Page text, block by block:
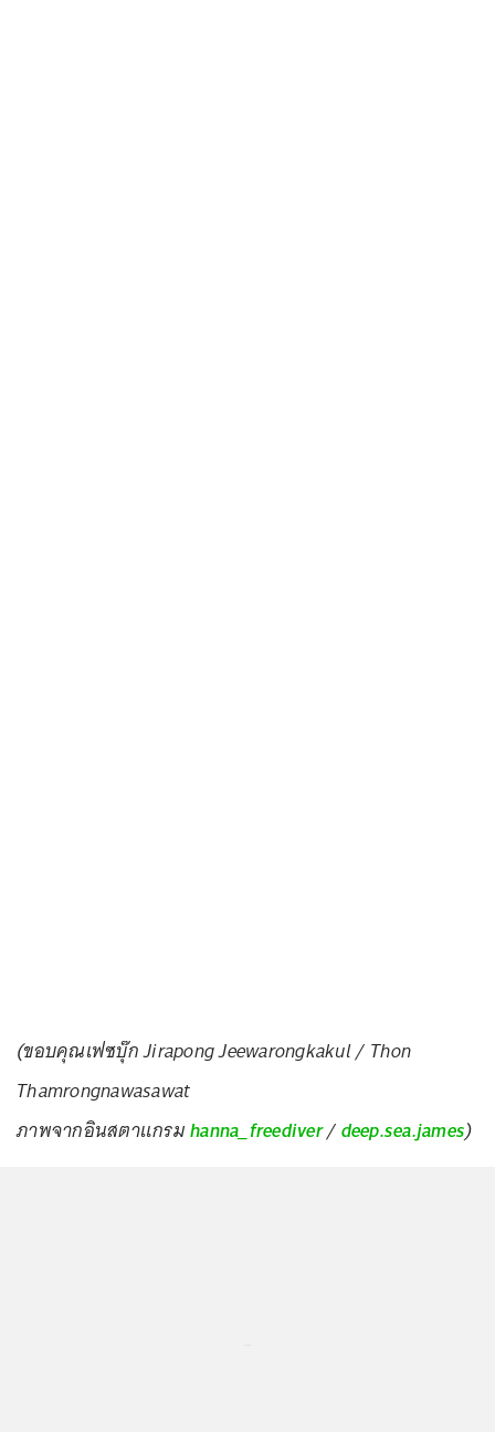
(ขอบคุณเฟซบุ๊ก Jirapong Jeewarongkakul / Thon
Thamrongnawasawat
ภาพจากอินสตาแกรมhanna_freediver/deep.sea.james)